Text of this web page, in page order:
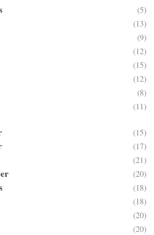
(5)
(13)
(9)
(12)
(15)
(12)
(8)
(11)
(15)
(17)
(21)
(20)
(18)
(18)
(20)
(20)